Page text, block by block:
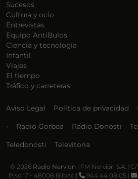
Sucesos
Cultura y ocio
Entrevistas
Equipo AntiBulos
Ciencia y tecnología
Infantil
Viajes
El tiempo
Tráfico y carreteras
Aviso Legal Política de privacidad
• Radio Gorbea Radio Donosti
Teledonosti Televitoria
© 2026 Radio Nervión | FM Nervión S.A. |
Piso 17 - 48008 Bilbao |
944 44 08 05 |